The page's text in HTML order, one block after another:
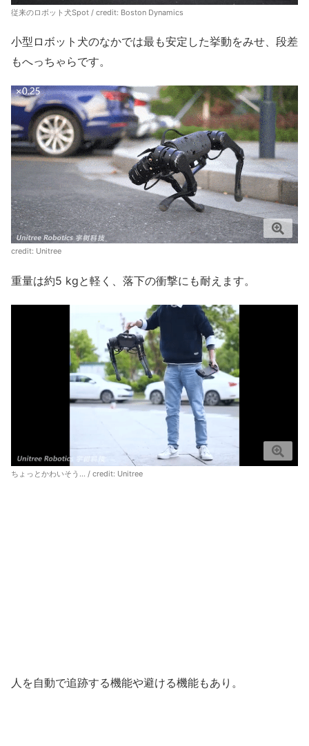
従来のロボット犬Spot / credit: Boston Dynamics
小型ロボット犬のなかでは最も安定した挙動をみせ、段差
もへっちゃらです。
credit: Unitree
重量は約5 kgと軽く、落下の衝撃にも耐えます。
ちょっとかわいそう… / credit: Unitree
人を自動で追跡する機能や避ける機能もあり。